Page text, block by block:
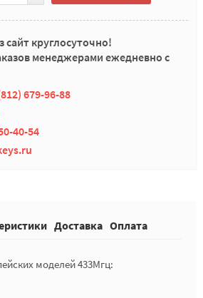
сайт круглосуточно!
менеджерами ежедневно с
679-96-88
40-54
Доставка Оплата
моделей 433Мгц: